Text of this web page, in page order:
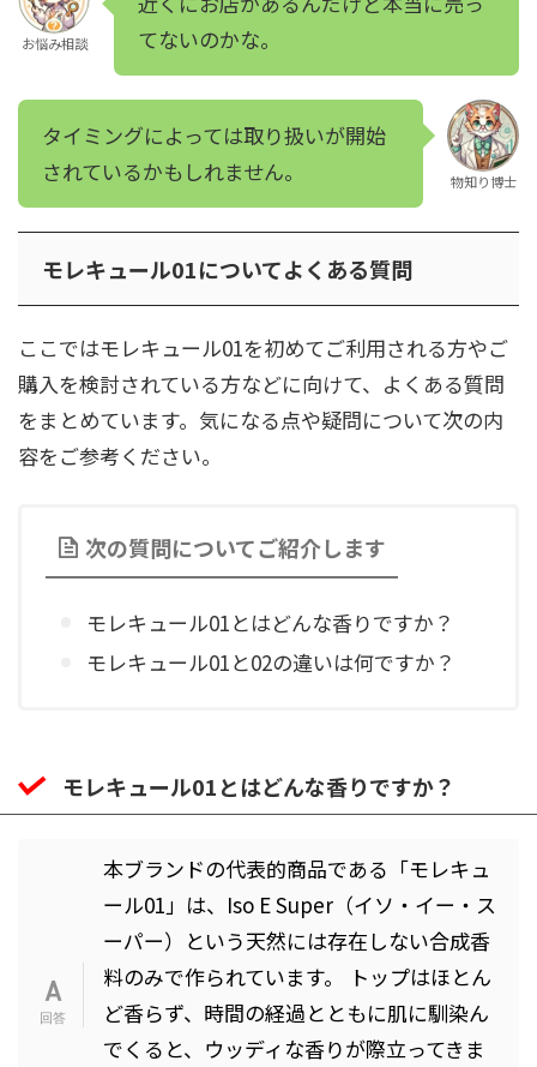
お悩み相談
てないのかな。
タイミングによっては取り扱いが開始
されているかもしれません。
物知り博士
モレキュール01についてよくある質問
ここではモレキュール01を初めてご利用される方やご
購入を検討されている方などに向けて、よくある質問
をまとめています。気になる点や疑問について次の内
容をご参考ください。
次の質問についてご紹介します
モレキュール01とはどんな香りですか？
モレキュール01と02の違いは何ですか？
モレキュール01とはどんな香りですか？
本ブランドの代表的商品である「モレキュ
ール01」は、Iso E Super（イソ・イー・ス
ーパー）という天然には存在しない合成香
料のみで作られています。 トップはほとん
ど香らず、時間の経過とともに肌に馴染ん
でくると、ウッディな香りが際立ってきま